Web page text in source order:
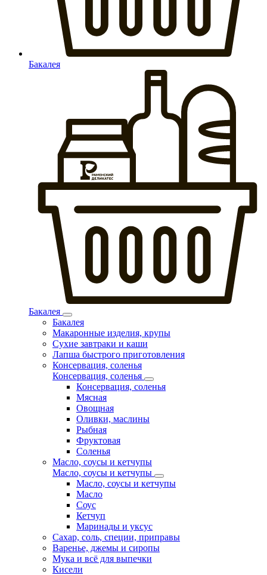
Бакалея
Бакалея
Бакалея
Макаронные изделия, крупы
Сухие завтраки и каши
Лапша быстрого приготовления
Консервация, соленья
Консервация, соленья
Консервация, соленья
Мясная
Овощная
Оливки, маслины
Рыбная
Фруктовая
Соленья
Масло, соусы и кетчупы
Масло, соусы и кетчупы
Масло, соусы и кетчупы
Масло
Соус
Кетчуп
Маринады и уксус
Сахар, соль, специи, приправы
Варенье, джемы и сиропы
Мука и всё для выпечки
Кисели